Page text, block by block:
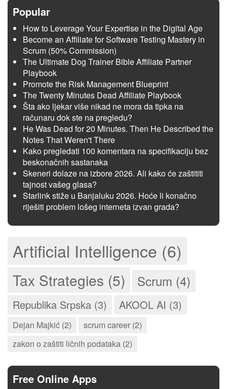
Popular
How to Leverage Your Expertise in the Digital Age
Become an Affiliate for Software Testing Mastery in
Scrum (50% Commission)
The Ultimate Dog Trainer Bible Affiliate Partner
Playbook
Promote the Risk Management Blueprint
The Twenty Minutes Dead Affiliate Playbook
Šta ako ljekar više nikad ne mora da tipka na
računaru dok ste na pregledu?
He Was Dead for 20 Minutes. Then He Described the
Notes That Weren't There
Kako pregledati 100 komentara na specifikaciju bez
beskonačnih sastanaka
Skeneri dolaze na izbore 2026. Ali kako će zaštititi
tajnost vašeg glasa?
Starlink stiže u Banjaluku 2026. Hoće li konačno
riješiti problem lošeg interneta izvan grada?
Artificial Intelligence (6)
Tax Strategies (5) Scrum (4)
Republika Srpska (3) AKOOL AI (3)
Dejan Majkić (2)
scrum career (2)
zakon o zaštiti ličnih podataka (2)
Free Online Apps